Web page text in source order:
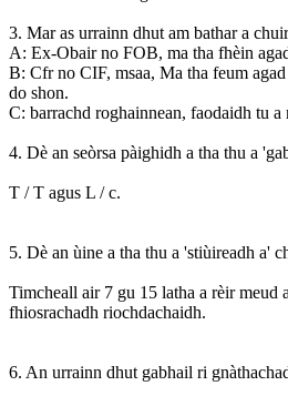
3. Mar as urrainn dhut am bathar a
A: Ex-Obair no FOB, ma tha fhèin
B: Cfr no CIF, msaa, Ma tha feum
do shon.
C: barrachd roghainnean, faodaidh tu a
4. Dè an seòrsa pàighidh a tha thu a
T / T agus L / c.
5. Dè an ùine a tha thu a 'stiùireadh a'
Timcheall air 7 gu 15 latha a rèir meud
fhiosrachadh riochdachaidh.
6. An urrainn dhut gabhail ri